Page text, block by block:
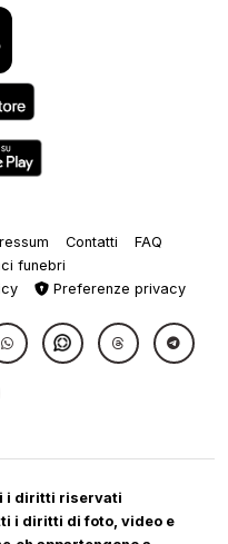
Contatti
FAQ
funebri
Preferenze privacy
i diritti riservati
i diritti di foto, video e